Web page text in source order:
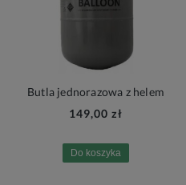
Butla jednorazowa z helem
149,00 zł
Do koszyka